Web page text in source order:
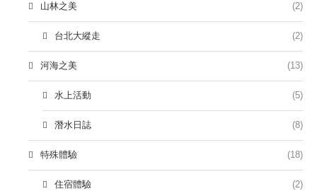
山林之美 (2)
台北大縱走 (2)
河海之美 (13)
水上活動 (5)
潛水日誌 (8)
特殊體驗 (18)
住宿體驗 (2)